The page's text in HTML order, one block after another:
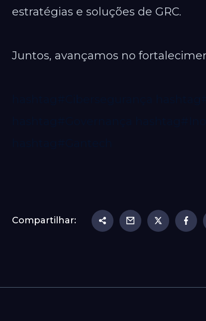
estratégias e soluções de GRC.
Juntos, avançamos no
Compartilhar: